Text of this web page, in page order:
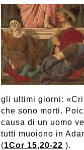
gli ultimi giorni:
che sono morti.
causa di un uomo
tutti muoiono in
(1Cor 15,20-22 ).